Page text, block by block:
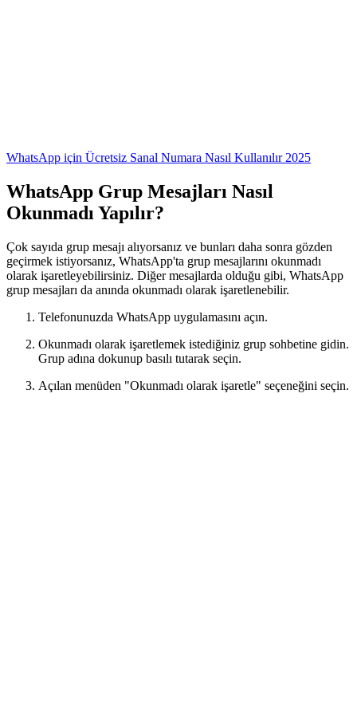
WhatsApp için Ücretsiz Sanal Numara Nasıl Kullanılır 2025
WhatsApp Grup Mesajları Nasıl
Okunmadı Yapılır?
Çok sayıda grup mesajı alıyorsanız ve bunları daha sonra gözden
geçirmek istiyorsanız, WhatsApp'ta grup mesajlarını okunmadı
olarak işaretleyebilirsiniz. Diğer mesajlarda olduğu gibi, WhatsApp
grup mesajları da anında okunmadı olarak işaretlenebilir.
Telefonunuzda WhatsApp uygulamasını açın.
Okunmadı olarak işaretlemek istediğiniz grup sohbetine gidin.
Grup adına dokunup basılı tutarak seçin.
Açılan menüden "Okunmadı olarak işaretle" seçeneğini seçin.